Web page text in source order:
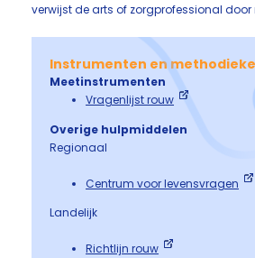
verwijst de arts of zorgprofessional door
Instrumenten en
Meetinstrumenten
Vragenlijst rouw
Overige hulpmiddelen
Regionaal
Centrum voor levensvragen
Landelijk
Richtlijn rouw